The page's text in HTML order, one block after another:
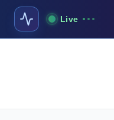
Live